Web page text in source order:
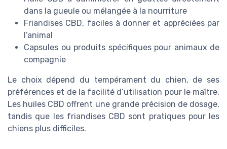
dans la gueule ou mélangée à la nourriture
Friandises CBD, faciles à donner et appréciées par
l’animal
Capsules ou produits spécifiques pour animaux de
compagnie
Le choix dépend du tempérament du chien, de ses
préférences et de la facilité d’utilisation pour le maître.
Les huiles CBD offrent une grande précision de dosage,
tandis que les friandises CBD sont pratiques pour les
chiens plus difficiles.